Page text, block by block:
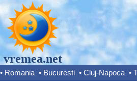
vremea.net
• Romania • Bucuresti • Cluj-Napoca •